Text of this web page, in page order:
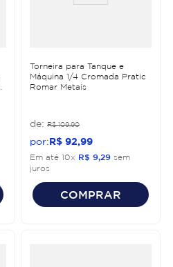
Torneira para Tanque e
Máquina 1/4 Cromada Pratic
Romar Metais
R$ 109,90
R$ 92 99
Em até 10x R$ 9 29 sem
juros
COMPRAR